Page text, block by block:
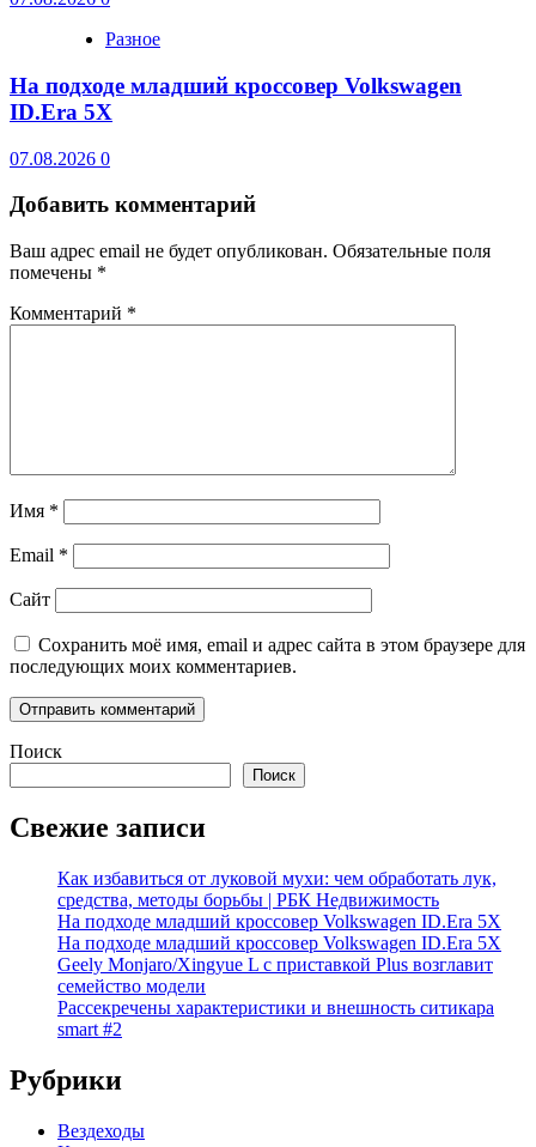
Разное
На подходе младший кроссовер Volkswagen
ID.Era 5X
07.08.2026 0
Добавить комментарий
Ваш адрес email не будет опубликован. Обязательные поля
помечены *
Комментарий *
Имя *
Email *
Сайт
Сохранить моё имя, email и адрес сайта в этом браузере для
последующих моих комментариев.
Поиск
Поиск
Свежие записи
Как избавиться от луковой мухи: чем обработать лук,
средства, методы борьбы | РБК Недвижимость
На подходе младший кроссовер Volkswagen ID.Era 5X
На подходе младший кроссовер Volkswagen ID.Era 5X
Geely Monjaro/Xingyue L с приставкой Plus возглавит
семейство модели
Рассекречены характеристики и внешность ситикара
smart #2
Рубрики
Вездеходы